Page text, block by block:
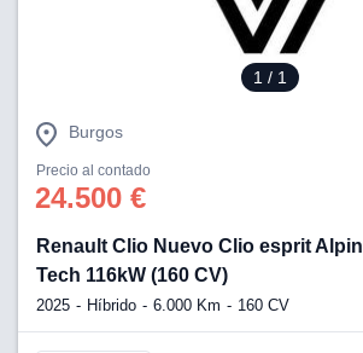
1 / 1
Burgos
Precio al contado
24.500 €
Renault Clio Nuevo Clio esprit
Tech 116kW (160 CV)
2025 Híbrido 6.000 Km 160 CV